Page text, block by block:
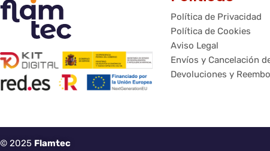
Política de Privacidad
Política de Cookies
Aviso Legal
Envíos y Cancelación
Devoluciones y
© 2025 Flamtec